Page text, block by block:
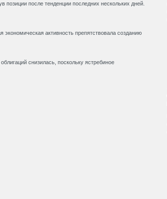
после тенденции последних нескольких дней.
активность препятствовала созданию
снизилась, поскольку ястребиное